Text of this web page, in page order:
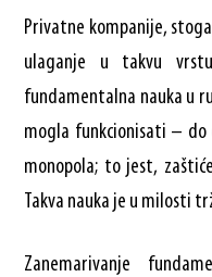
Privatne kompanije,
ulaganje u takvu
fundamentalna nauka u
mogla funkcionisati – do
monopola; to jest,
Takva nauka je u milosti
Zanemarivanje